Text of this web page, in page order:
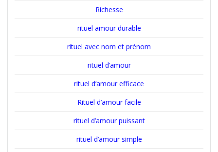
Richesse
rituel amour durable
rituel avec nom et prénom
rituel d’amour
rituel d’amour efficace
Rituel d’amour facile
rituel d’amour puissant
rituel d’amour simple